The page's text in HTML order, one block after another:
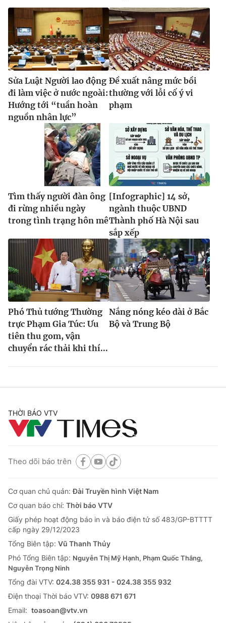
Sửa Luật Người lao động
đi làm việc ở nước ngoài:
Hướng tới “tuần hoàn
nguồn nhân lực”
Đề xuất nâng mức bồi
thường với lỗi cố ý vi
phạm
Tìm thấy người đàn ông
đi rừng nhiều ngày
trong tình trạng hôn mê
[Infographic] 14 sở,
ngành thuộc UBND
Thành phố Hà Nội sau
sắp xếp
Phó Thủ tướng Thường
trực Phạm Gia Túc: Ưu
tiên thu gom, vận
chuyển rác thải khi thí...
Nắng nóng kéo dài ở Bắc
Bộ và Trung Bộ
THỜI BÁO VTV
Theo dõi báo trên
Cơ quan chủ quản:Đài Truyền hình Việt Nam
Cơ quan báo chí: Thời báo VTV
Giấy phép hoạt động báo in và báo điện tử số 483/GP-BTTTT
cấp ngày 29/12/2023
Tổng Biên tập: Vũ Thanh Thủy
Phó Tổng Biên tập: Nguyễn Thị Mỹ Hạnh, Phạm Quốc Thắng,
Nguyễn Trọng Ninh
Tổng đài VTV: 024.38 355 931 - 024.38 355 932
Ðiện thoại Thời báo VTV: 0988 671 671
Email: toasoan@vtv.vn